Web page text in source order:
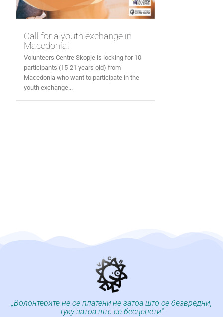
Call for a youth exchange in
Macedonia!
Volunteers Centre Skopje is looking for 10
participants (15-21 years old) from
Macedonia who want to participate in the
youth exchange...
„Волонтерите не се платени-не затоа што се безвредни,
туку затоа што се бесценети“